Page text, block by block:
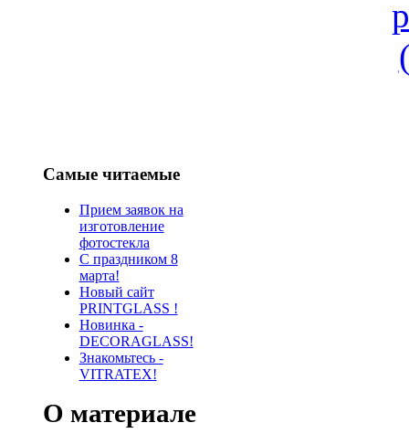
Самые читаемые
Прием заявок на
изготовление
фотостекла
С праздником 8
марта!
Новый сайт
PRINTGLASS !
Новинка -
DECORAGLASS!
Знакомьтесь -
VITRATEX!
О материале